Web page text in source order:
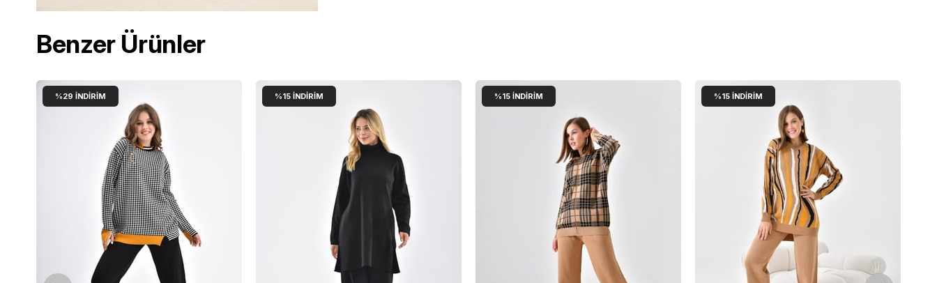
Benzer Ürünler
%29 İNDIRIM %15 İNDIRIM %15 İNDIRIM %15 İNDIRIM